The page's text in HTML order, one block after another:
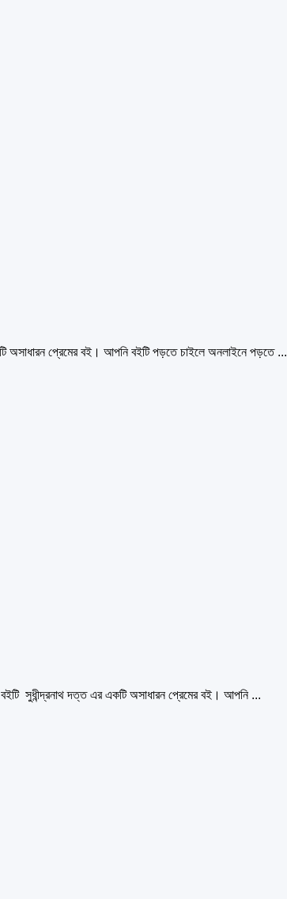
অসাধারন প্রেমের বই। আপনি বইটি পড়তে চাইলে অনলাইনে পড়তে ...
সুধীন্দ্রনাথ দত্ত এর একটি অসাধারন প্রেমের বই। আপনি ...